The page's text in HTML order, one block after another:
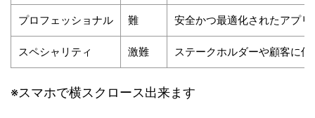
プロフェッショナル 難 安全かつ最適化されたアプ
スペシャリティ 激難 ステークホルダーや顧客に
※スマホで横スクロース出来ます